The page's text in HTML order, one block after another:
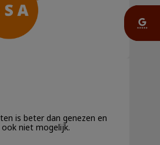
is beter dan genezen en
niet mogelijk.